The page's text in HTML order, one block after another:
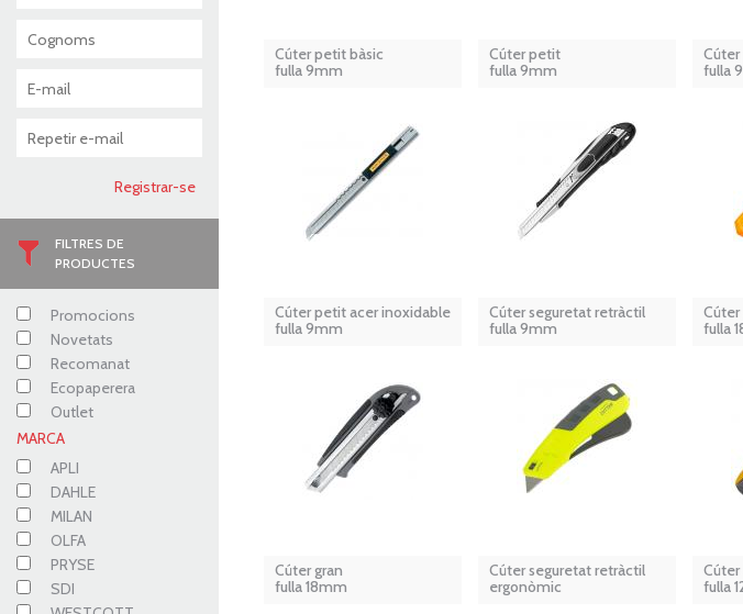
Cúter petit bàsic
fulla 9mm
Cúter petit
fulla 9mm
fulla
Cúter petit acer inoxidable
fulla 9mm
Cúter seguretat retràctil
fulla 9mm
Cúter
fulla
Cúter gran
fulla 18mm
Cúter seguretat retràctil
ergonòmic
fulla
FILTRES DE
PRODUCTES
Promocions
Novetats
Recomanat
Ecopaperera
Outlet
MARCA
APLI
DAHLE
MILAN
OLFA
PRYSE
SDI